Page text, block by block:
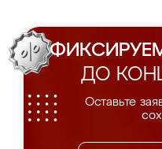
ДО
Оставьте